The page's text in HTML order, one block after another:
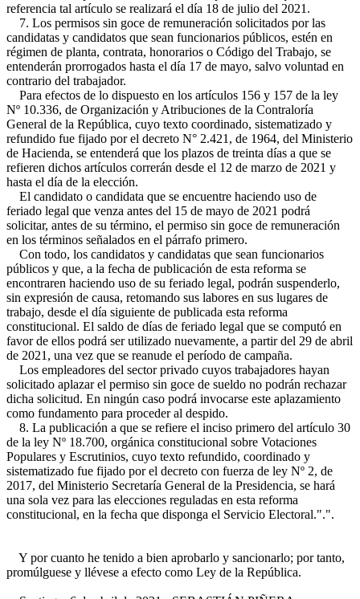
referencia tal artículo se realizará el día 18 de julio del 2021.
7. Los permisos sin goce de remuneración solicitados por las
candidatas y candidatos que sean funcionarios públicos, estén en
régimen de planta, contrata, honorarios o Código del Trabajo, se
entenderán prorrogados hasta el día 17 de mayo, salvo voluntad en
contrario del trabajador.
Para efectos de lo dispuesto en los artículos 156 y 157 de la ley
Nº 10.336, de Organización y Atribuciones de la Contraloría
General de la República, cuyo texto coordinado, sistematizado y
refundido fue fijado por el decreto N° 2.421, de 1964, del Ministerio
de Hacienda, se entenderá que los plazos de treinta días a que se
refieren dichos artículos correrán desde el 12 de marzo de 2021 y
hasta el día de la elección.
El candidato o candidata que se encuentre haciendo uso de
feriado legal que venza antes del 15 de mayo de 2021 podrá
solicitar, antes de su término, el permiso sin goce de remuneración
en los términos señalados en el párrafo primero.
Con todo, los candidatos y candidatas que sean funcionarios
públicos y que, a la fecha de publicación de esta reforma se
encontraren haciendo uso de su feriado legal, podrán suspenderlo,
sin expresión de causa, retomando sus labores en sus lugares de
trabajo, desde el día siguiente de publicada esta reforma
constitucional. El saldo de días de feriado legal que se computó en
favor de ellos podrá ser utilizado nuevamente, a partir del 29 de abril
de 2021, una vez que se reanude el período de campaña.
Los empleadores del sector privado cuyos trabajadores hayan
solicitado aplazar el permiso sin goce de sueldo no podrán rechazar
dicha solicitud. En ningún caso podrá invocarse este aplazamiento
como fundamento para proceder al despido.
8. La publicación a que se refiere el inciso primero del artículo 30
de la ley Nº 18.700, orgánica constitucional sobre Votaciones
Populares y Escrutinios, cuyo texto refundido, coordinado y
sistematizado fue fijado por el decreto con fuerza de ley Nº 2, de
2017, del Ministerio Secretaría General de la Presidencia, se hará
una sola vez para las elecciones reguladas en esta reforma
constitucional, en la fecha que disponga el Servicio Electoral.".".
Y por cuanto he tenido a bien aprobarlo y sancionarlo; por tanto,
promúlguese y llévese a efecto como Ley de la República.